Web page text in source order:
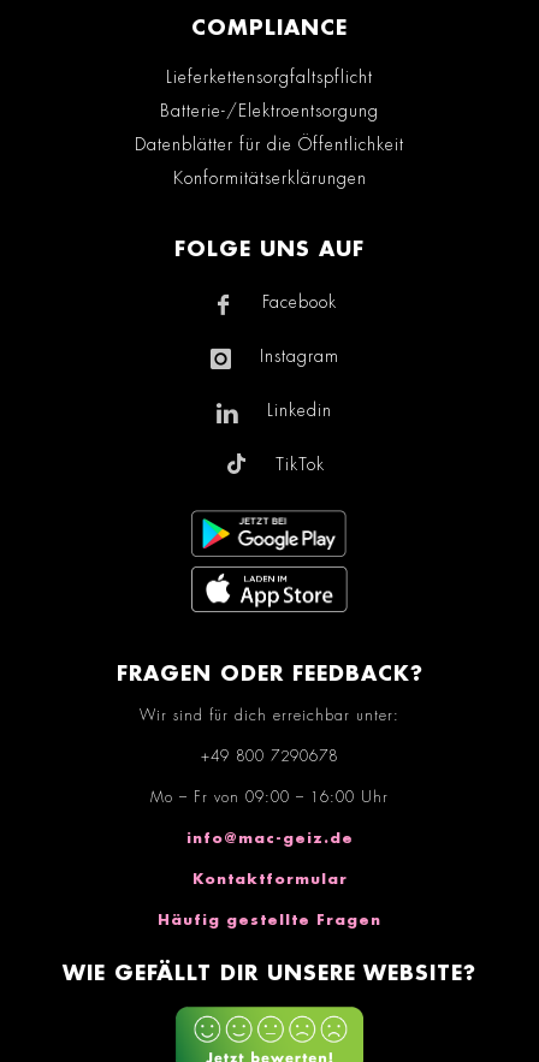
COMPLIANCE
Lieferkettensorgfaltspflicht
Batterie-/Elektroentsorgung
Datenblätter für die Öffentlichkeit
Konformitätserklärungen
FOLGE UNS AUF
Facebook
Instagram
Linkedin
TikTok
FRAGEN ODER FEEDBACK?
Wir sind für dich erreichbar unter:
+49 800 7290678
Mo – Fr von 09:00 – 16:00 Uhr
info@mac-geiz.de
Kontaktformular
Häufig gestellte Fragen
WIE GEFÄLLT DIR UNSERE WEBSITE?